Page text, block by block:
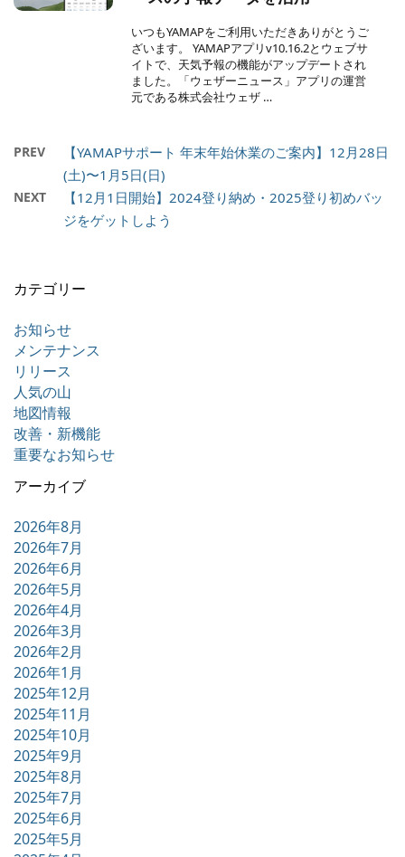
いつもYAMAPをご利用いただきありがとうご
ざいます。 YAMAPアプリv10.16.2とウェブサ
イトで、天気予報の機能がアップデートされ
ました。「ウェザーニュース」アプリの運営
元である株式会社ウェザ …
PREV
【YAMAPサポート 年末年始休業のご案内】12月28日
(土)〜1月5日(日)
NEXT
【12月1日開始】2024登り納め・2025登り初めバッ
ジをゲットしよう
カテゴリー
お知らせ
メンテナンス
リリース
人気の山
地図情報
改善・新機能
重要なお知らせ
アーカイブ
2026年8月
2026年7月
2026年6月
2026年5月
2026年4月
2026年3月
2026年2月
2026年1月
2025年12月
2025年11月
2025年10月
2025年9月
2025年8月
2025年7月
2025年6月
2025年5月